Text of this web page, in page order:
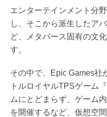
エンターテインメント分
し、そこから派生したア
ど、メタバース固有の文
す。
その中で、Epic Games社
トルロイヤルTPSゲーム
ムにとどまらず、ゲーム
を開催するなど、仮想空